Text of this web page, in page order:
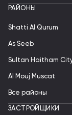
РАЙОНЫ
Shatti Al Qurum
As Seeb
Sultan Haitham
Al Mouj Muscat
Все районы
ЗАСТРОЙЩИКИ